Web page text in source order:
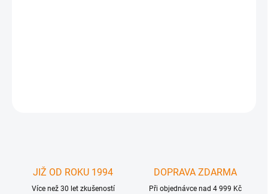
JIŽ OD ROKU 1994
Více než 30 let zkušeností
DOPRAVA ZDARMA
Při objednávce nad 4 999 Kč